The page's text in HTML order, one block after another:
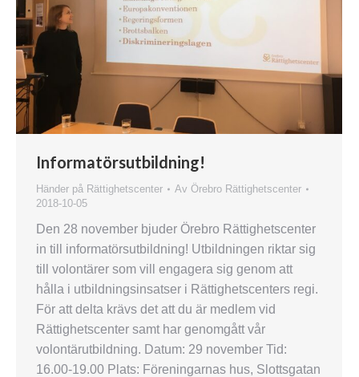
Informatörsutbildning!
Händer på Rättighetscenter Av Örebro Rättighetscenter
2018-10-05
Den 28 november bjuder Örebro Rättighetscenter
in till informatörsutbildning! Utbildningen riktar sig
till volontärer som vill engagera sig genom att
hålla i utbildningsinsatser i Rättighetscenters regi.
För att delta krävs det att du är medlem vid
Rättighetscenter samt har genomgått vår
volontärutbildning. Datum: 29 november Tid:
16.00-19.00 Plats: Föreningarnas hus, Slottsgatan